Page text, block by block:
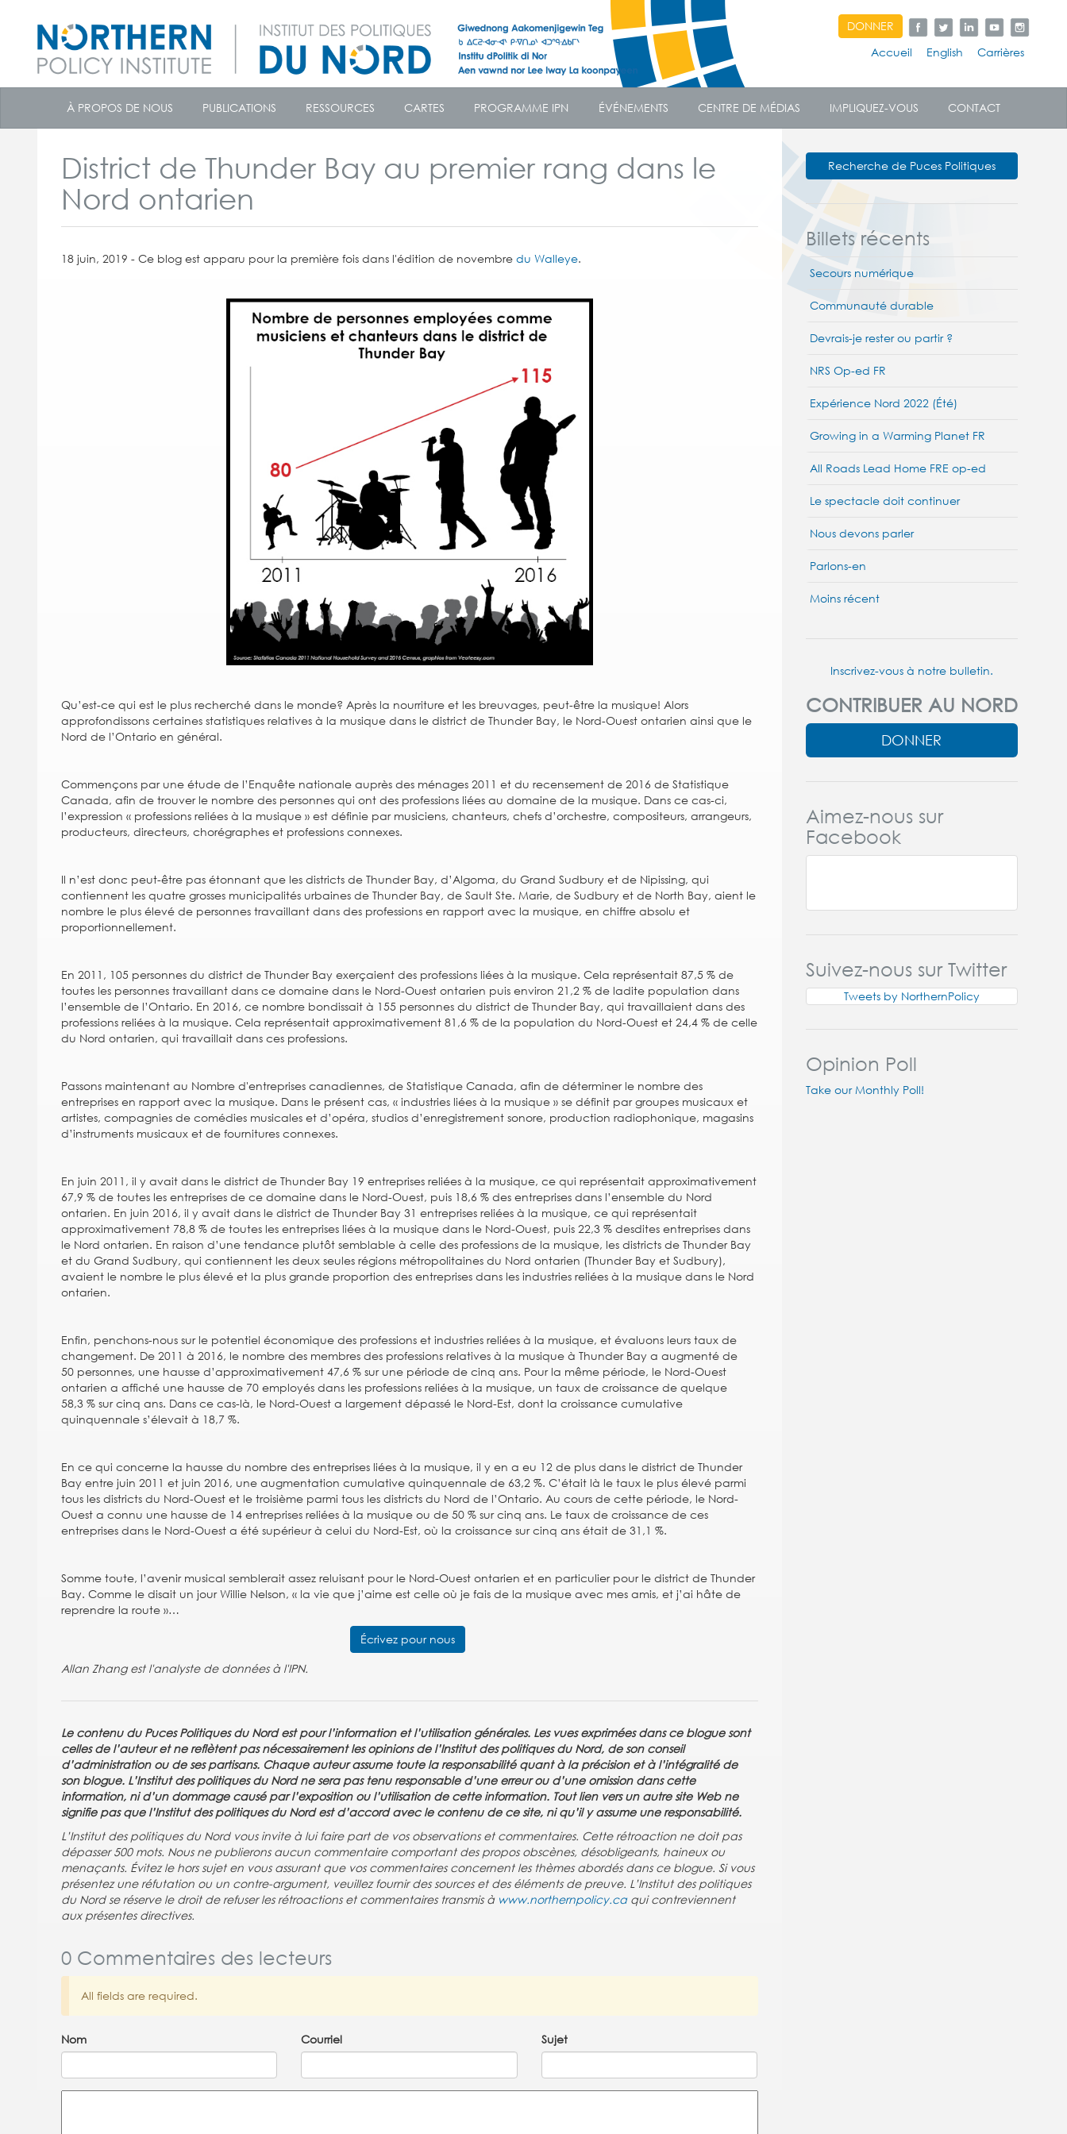
content
DONNER
Accueil
English Carrières
À PROPOS DE NOUS PUBLICATIONS RESSOURCES CARTES PROGRAMME IPN ÉVÉNEMENTS CENTRE DE MÉDIAS IMPLIQUEZ-VOUS CONTACT
District de Thunder Bay au premier rang dans le
Nord ontarien
18 juin, 2019 - Ce blog est apparu pour la première fois dans l'édition de novembre du Walleye.
Qu’est-ce qui est le plus recherché dans le monde? Après la nourriture et les breuvages, peut-être la musique! Alors
approfondissons certaines statistiques relatives à la musique dans le district de Thunder Bay, le Nord-Ouest ontarien ainsi que le
Nord de l’Ontario en général.
Commençons par une étude de l’Enquête nationale auprès des ménages 2011 et du recensement de 2016 de Statistique
Canada, afin de trouver le nombre des personnes qui ont des professions liées au domaine de la musique. Dans ce cas-ci,
l’expression « professions reliées à la musique » est définie par musiciens, chanteurs, chefs d’orchestre, compositeurs, arrangeurs,
producteurs, directeurs, chorégraphes et professions connexes.
Il n’est donc peut-être pas étonnant que les districts de Thunder Bay, d’Algoma, du Grand Sudbury et de Nipissing, qui
contiennent les quatre grosses municipalités urbaines de Thunder Bay, de Sault Ste. Marie, de Sudbury et de North Bay, aient le
nombre le plus élevé de personnes travaillant dans des professions en rapport avec la musique, en chiffre absolu et
proportionnellement.
En 2011, 105 personnes du district de Thunder Bay exerçaient des professions liées à la musique. Cela représentait 87,5 % de
toutes les personnes travaillant dans ce domaine dans le Nord-Ouest ontarien puis environ 21,2 % de ladite population dans
l’ensemble de l’Ontario. En 2016, ce nombre bondissait à 155 personnes du district de Thunder Bay, qui travaillaient dans des
professions reliées à la musique. Cela représentait approximativement 81,6 % de la population du Nord-Ouest et 24,4 % de celle
du Nord ontarien, qui travaillait dans ces professions.
Passons maintenant au Nombre d'entreprises canadiennes, de Statistique Canada, afin de déterminer le nombre des
entreprises en rapport avec la musique. Dans le présent cas, « industries liées à la musique » se définit par groupes musicaux et
artistes, compagnies de comédies musicales et d’opéra, studios d’enregistrement sonore, production radiophonique, magasins
d’instruments musicaux et de fournitures connexes.
En juin 2011, il y avait dans le district de Thunder Bay 19 entreprises reliées à la musique, ce qui représentait approximativement
67,9 % de toutes les entreprises de ce domaine dans le Nord-Ouest, puis 18,6 % des entreprises dans l’ensemble du Nord
ontarien. En juin 2016, il y avait dans le district de Thunder Bay 31 entreprises reliées à la musique, ce qui représentait
approximativement 78,8 % de toutes les entreprises liées à la musique dans le Nord-Ouest, puis 22,3 % desdites entreprises dans
le Nord ontarien. En raison d’une tendance plutôt semblable à celle des professions de la musique, les districts de Thunder Bay
et du Grand Sudbury, qui contiennent les deux seules régions métropolitaines du Nord ontarien (Thunder Bay et Sudbury),
avaient le nombre le plus élevé et la plus grande proportion des entreprises dans les industries reliées à la musique dans le Nord
ontarien.
Enfin, penchons-nous sur le potentiel économique des professions et industries reliées à la musique, et évaluons leurs taux de
changement. De 2011 à 2016, le nombre des membres des professions relatives à la musique à Thunder Bay a augmenté de
50 personnes, une hausse d’approximativement 47,6 % sur une période de cinq ans. Pour la même période, le Nord-Ouest
ontarien a affiché une hausse de 70 employés dans les professions reliées à la musique, un taux de croissance de quelque
58,3 % sur cinq ans. Dans ce cas-là, le Nord-Ouest a largement dépassé le Nord-Est, dont la croissance cumulative
quinquennale s’élevait à 18,7 %.
En ce qui concerne la hausse du nombre des entreprises liées à la musique, il y en a eu 12 de plus dans le district de Thunder
Bay entre juin 2011 et juin 2016, une augmentation cumulative quinquennale de 63,2 %. C’était là le taux le plus élevé parmi
tous les districts du Nord-Ouest et le troisième parmi tous les districts du Nord de l’Ontario. Au cours de cette période, le Nord-
Ouest a connu une hausse de 14 entreprises reliées à la musique ou de 50 % sur cinq ans. Le taux de croissance de ces
entreprises dans le Nord-Ouest a été supérieur à celui du Nord-Est, où la croissance sur cinq ans était de 31,1 %.
Somme toute, l’avenir musical semblerait assez reluisant pour le Nord-Ouest ontarien et en particulier pour le district de Thunder
Bay. Comme le disait un jour Willie Nelson, « la vie que j’aime est celle où je fais de la musique avec mes amis, et j’ai hâte de
reprendre la route »…
Écrivez pour nous
Allan Zhang est l'analyste de données à l'IPN.
Le contenu du Puces Politiques du Nord est pour l’information et l’utilisation générales. Les vues exprimées dans ce blogue sont
celles de l’auteur et ne reflètent pas nécessairement les opinions de l’Institut des politiques du Nord, de son conseil
d’administration ou de ses partisans. Chaque auteur assume toute la responsabilité quant à la précision et à l’intégralité de
son blogue. L’Institut des politiques du Nord ne sera pas tenu responsable d’une erreur ou d’une omission dans cette
information, ni d’un dommage causé par l’exposition ou l’utilisation de cette information. Tout lien vers un autre site Web ne
signifie pas que l’Institut des politiques du Nord est d’accord avec le contenu de ce site, ni qu’il y assume une responsabilité.
L’Institut des politiques du Nord vous invite à lui faire part de vos observations et commentaires. Cette rétroaction ne doit pas
dépasser 500 mots. Nous ne publierons aucun commentaire comportant des propos obscènes, désobligeants, haineux ou
menaçants. Évitez le hors sujet en vous assurant que vos commentaires concernent les thèmes abordés dans ce blogue. Si vous
présentez une réfutation ou un contre-argument, veuillez fournir des sources et des éléments de preuve. L’Institut des politiques
du Nord se réserve le droit de refuser les rétroactions et commentaires transmis à www.northernpolicy.caqui contreviennent
aux présentes directives.
0 Commentaires des lecteurs
All fields are required.
Nom Courriel Sujet
Recherche de Puces Politiques
Billets récents
Secours numérique
Communauté durable
Devrais-je rester ou partir ?
NRS Op-ed FR
Expérience Nord 2022 (Été)
Growing in a Warming Planet FR
All Roads Lead Home FRE op-ed
Le spectacle doit continuer
Nous devons parler
Parlons-en
Moins récent
Inscrivez-vous à notre bulletin.
CONTRIBUER AU NORD
DONNER
Aimez-nous sur
Facebook
Suivez-nous sur Twitter
Tweets by NorthernPolicy
Opinion Poll
Take our Monthly Poll!